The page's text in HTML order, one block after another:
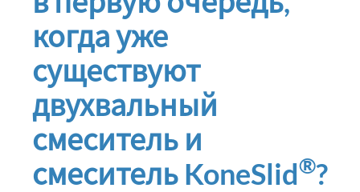
когда уже
существуют
двухвальный
смеситель и
смеситель KoneSlid®?